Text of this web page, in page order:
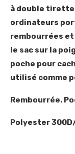
à double
ordinateurs
rembourrées
le sac sur la
poche pour
utilisé comme
Rembourrée.
Polyester